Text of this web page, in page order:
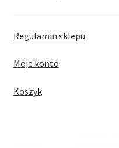
Regulamin sklepu
Moje konto
Koszyk